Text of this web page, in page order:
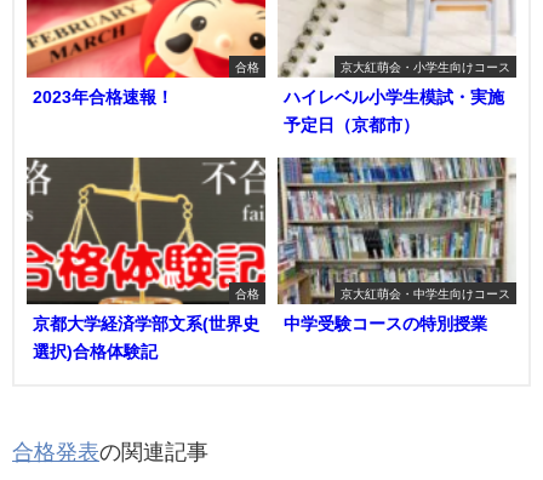
合格
2023年合格速報！
京大紅萌会・小学生向けコース
ハイレベル小学生模試・実施
予定日（京都市）
合格
京都大学経済学部文系(世界史
選択)合格体験記
京大紅萌会・中学生向けコース
中学受験コースの特別授業
合格発表の関連記事